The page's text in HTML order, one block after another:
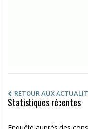
RETOUR AUX
Statistiques récentes